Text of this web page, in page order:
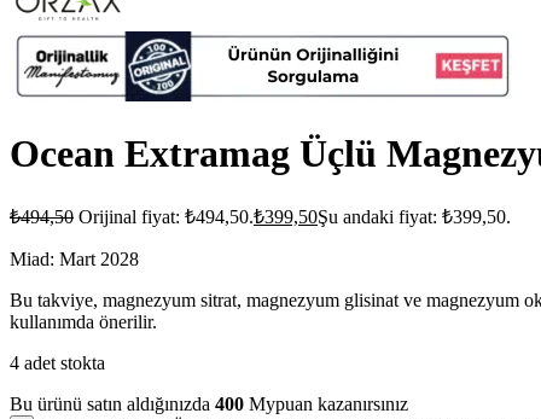
Ocean Extramag Üçlü
₺494,50 Orijinal fiyat: ₺494,50.₺399,50Şu andaki fiyat: ₺399,50.
Miad: Mart 2028
Bu takviye, magnezyum sitrat, magnezyum glisinat ve magnezyum
kullanımda önerilir.
4 adet stokta
Bu ürünü satın aldığınızda 400 Mypuan kazanırsınız